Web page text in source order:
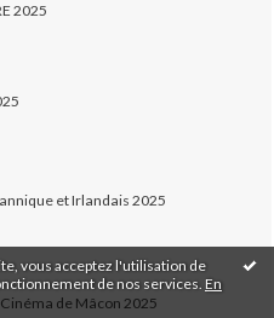
vous acceptez l'utilisation de
de nos services. En
2025
et Irlandais 2025
de Mâcon 2025